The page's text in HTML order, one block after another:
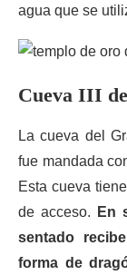
agua que se
Cueva III
La cueva del
fue mandada
Esta cueva
de acceso.
En
sentado
forma de